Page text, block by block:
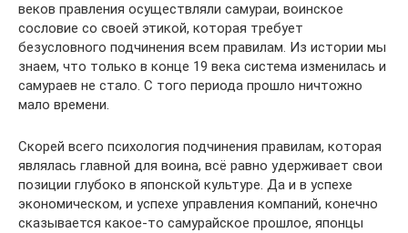
веков правления осуществляли самураи, воинское
сословие со своей этикой, которая требует
безусловного подчинения всем правилам. Из истории мы
знаем, что только в конце 19 века система изменилась и
самураев не стало. С того периода прошло ничтожно
мало времени.
Скорей всего психология подчинения правилам, которая
являлась главной для воина, всё равно удерживает свои
позиции глубоко в японской культуре. Да и в успехе
экономическом, и успехе управления компаний, конечно
сказывается какое-то самурайское прошлое, японцы